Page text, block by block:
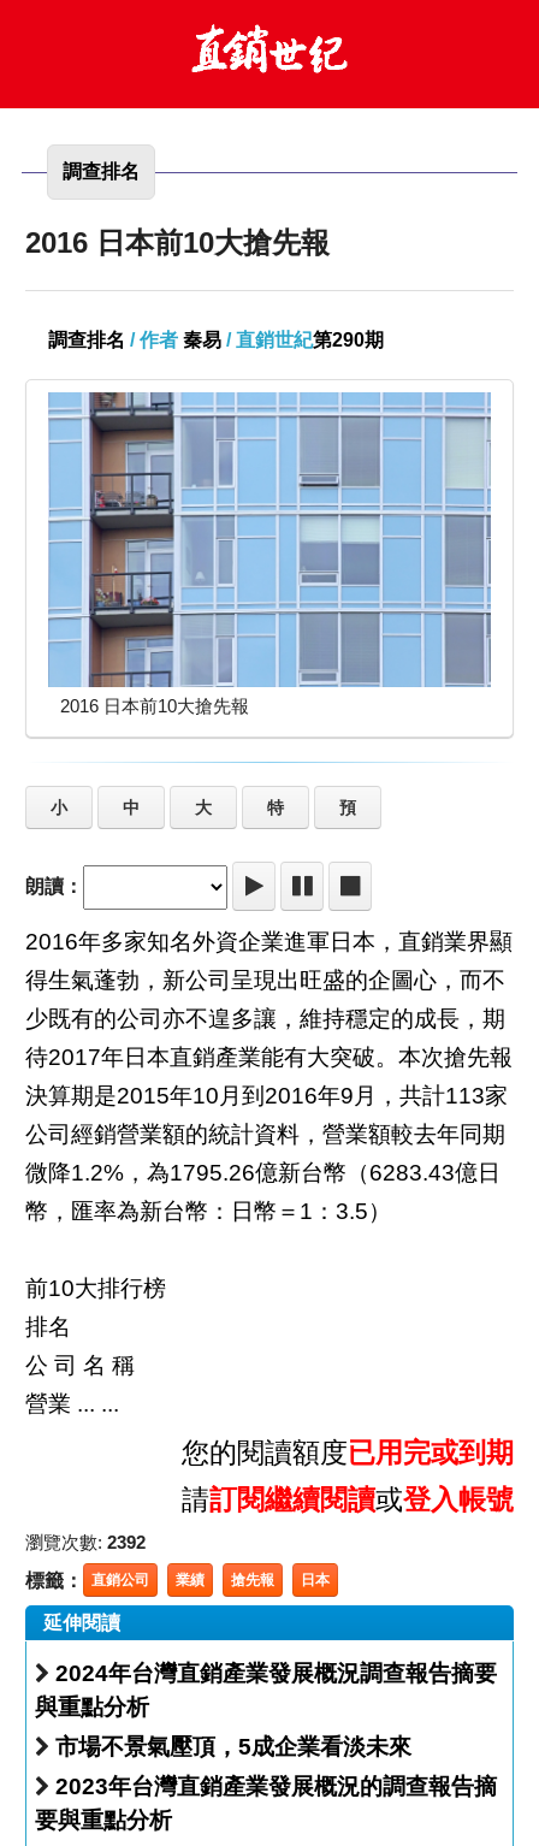
調查排名
2016 日本前10大搶先報
調查排名 / 作者 秦易 / 直銷世紀第290期
2016 日本前10大搶先報
小 中 大 特 預
朗讀：
2016年多家知名外資企業進軍日本，直銷業界顯
得生氣蓬勃，新公司呈現出旺盛的企圖心，而不
少既有的公司亦不遑多讓，維持穩定的成長，期
待2017年日本直銷產業能有大突破。本次搶先報
決算期是2015年10月到2016年9月，共計113家
公司經銷營業額的統計資料，營業額較去年同期
微降1.2%，為1795.26億新台幣（6283.43億日
幣，匯率為新台幣：日幣＝1：3.5）
前10大排行榜
排名
公 司 名 稱
營業 ... ...
您的閱讀額度已用完或到期
請訂閱繼續閱讀或登入帳號
瀏覽次數: 2392
標籤： 直銷公司 業績 搶先報 日本
延伸閱讀
2024年台灣直銷產業發展概況調查報告摘要
與重點分析
市場不景氣壓頂，5成企業看淡未來
2023年台灣直銷產業發展概況的調查報告摘
要與重點分析